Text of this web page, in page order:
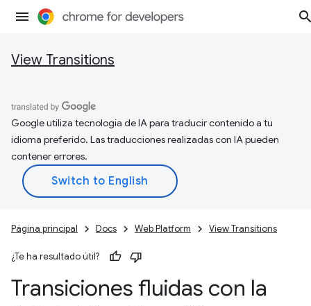
View Transitions
Google utiliza tecnología de IA para traducir contenido a tu
idioma preferido. Las traducciones realizadas con IA pueden
contener errores.
Página principal Docs Web Platform View Transitions
¿Te ha resultado útil?
Transiciones fluidas con la